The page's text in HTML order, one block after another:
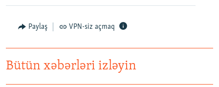
Paylaş VPN-siz açmaq
Bütün xəbərləri izləyin